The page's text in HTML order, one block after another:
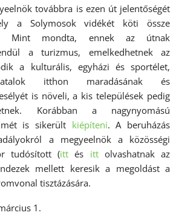
továbbra is ezen út jelentőségét
a Solymosok vidékét köti össze
Mint mondta, ennek az útnak
a turizmus, emelkedhetnek az
a kulturális, egyházi és sportélet,
itthon maradásának és
is növeli, a kis települések pedig
Korábban a nagynyomású
is sikerült kiépíteni. A beruházás
a megyeelnök a közösségi
tudósított (itt és ittolvashatnak az
mellett keresik a megoldást a
tisztázására.
1.